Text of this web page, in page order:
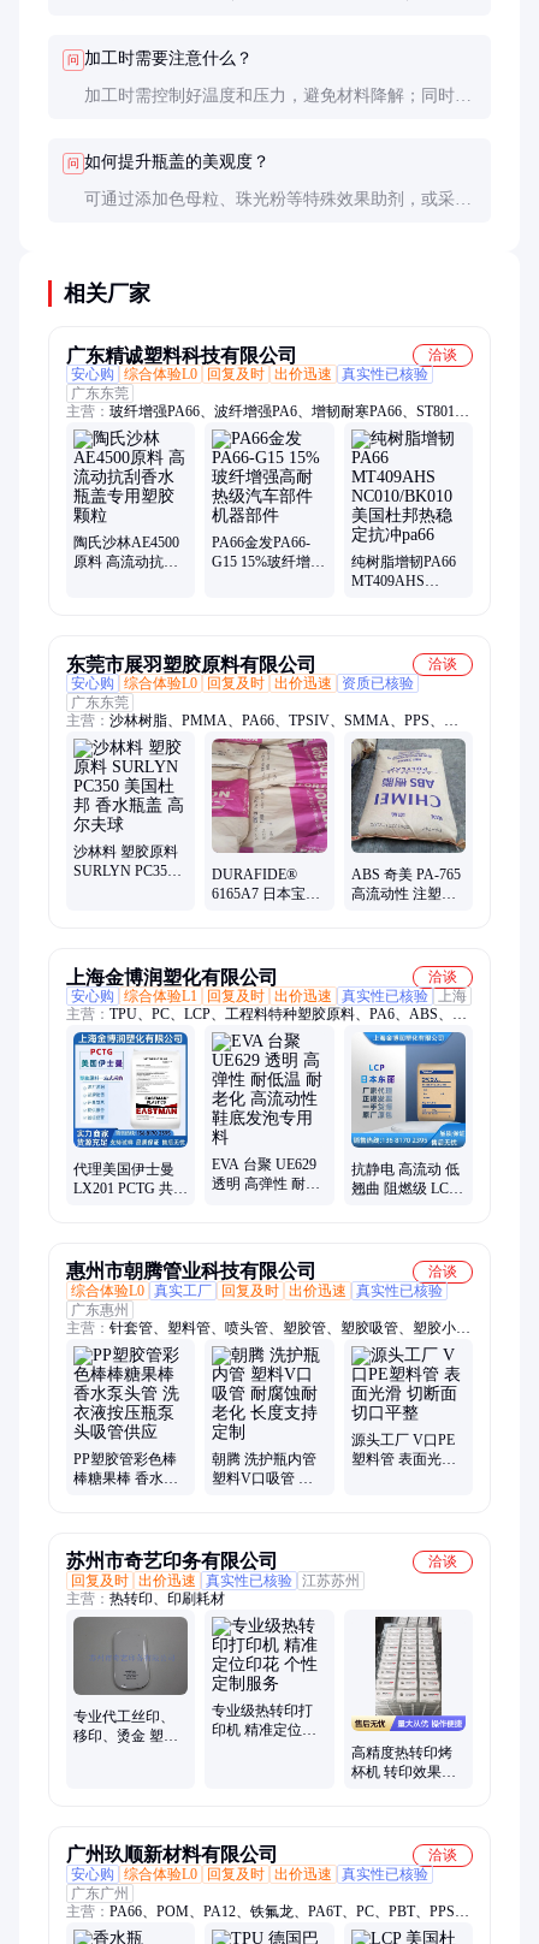
问 加工时需要注意什么？
加工时需控制好温度和压力，避免材料降解；同时注
问 如何提升瓶盖的美观度？
可通过添加色母粒、珠光粉等特殊效果助剂，或采用
相关厂家
广东精诚塑料科技有限公司
洽谈
安心购
综合体验L0 回复及时 出价迅速
真实性已核验
广东东莞
主营： 玻纤增强PA66、波纤增强PA6、增韧耐寒PA66、ST801、
70G33L、70G43L、A3EG6、A3EG3
陶氏沙林AE4500
原料 高流动抗刮
PA66金发PA66-
G15 15%玻纤增强
纯树脂增韧PA66
MT409AHS
东莞市展羽塑胶原料有限公司
洽谈
安心购
综合体验L0 回复及时 出价迅速
资质已核验
广东东莞
主营： 沙林树脂、PMMA、PA66、TPSIV、SMMA、PPS、
COC、POM、PC、PBT、SAN、ABS、PC/ABS
沙林料 塑胶原料
SURLYN PC350
DURAFIDE®
6165A7 日本宝理
ABS 奇美 PA-765
高流动性 注塑级
上海金博润塑化有限公司
洽谈
安心购
综合体验L1 回复及时 出价迅速 真实性已核验
上海
主营： TPU、PC、LCP、工程料特种塑胶原料、PA6、ABS、
PEEK、TPEE、PTFE、EVA、POM、PET、PMMA、PA66、
PA12、PBT、COC、PPS、TPE、美国杜邦、德国科思创、沙伯
基础、德国巴斯夫、日本宝理、美国苏威
代理美国伊士曼
LX201 PCTG 共聚
EVA 台聚 UE629
透明 高弹性 耐低
抗静电 高流动 低
翘曲 阻燃级 LCP
惠州市朝腾管业科技有限公司
洽谈
综合体验L0 真实工厂 回复及时 出价迅速
真实性已核验
广东惠州
主营： 针套管、塑料管、喷头管、塑胶管、塑胶吸管、塑胶小
管、吸水管、毛细管、护套管、支撑管、吸力管、按压管、塑料
套管、棒棒糖管、玩具配件、塑料硬管、塑料吸管、小管定制、
套管定制、瓶内吸管、水杯吸管、塑料小管、吸管定制、配件套
管、水杯配件
PP塑胶管彩色棒
棒糖果棒 香水泵
朝腾 洗护瓶内管
塑料V口吸管 耐
源头工厂 V口PE
塑料管 表面光滑
苏州市奇艺印务有限公司
洽谈
回复及时 出价迅速 真实性已核验 江苏苏州
主营： 热转印、印刷耗材
专业代工丝印、
移印、烫金 塑胶
专业级热转印打
印机 精准定位印
高精度热转印烤
杯机 转印效果清
广州玖顺新材料有限公司
洽谈
安心购
综合体验L0 回复及时 出价迅速
真实性已核验
广东广州
主营： PA66、POM、PA12、铁氟龙、PA6T、PC、PBT、PPS、
LCP、PPA